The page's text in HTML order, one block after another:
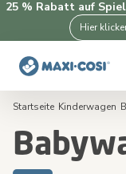
25 % Rabatt auf
Hier
Startseite Kinderwagen